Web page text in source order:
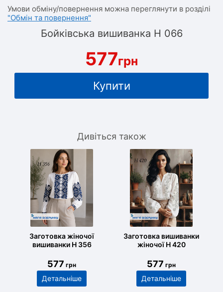
Умови обміну/повернення можна переглянути в розділі
"Обмін та повернення"
Бойківська вишиванка Н 066
577грн
Купити
Дивіться також
Заготовка жіночої
вишиванки Н 356
577 грн
Детальніше
Заготовка вишиванки
жіночої Н 420
577 грн
Детальніше